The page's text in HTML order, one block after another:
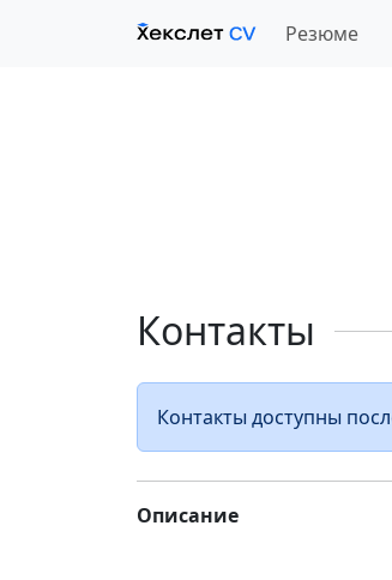
Резюме
Контакты
Контакты доступны
Описание